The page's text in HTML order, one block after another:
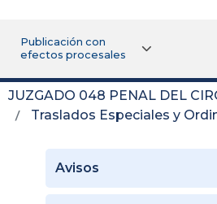
Publicación con
efectos procesales
JUZGADO 048 PENAL DEL
Traslados Especiales y
Avisos